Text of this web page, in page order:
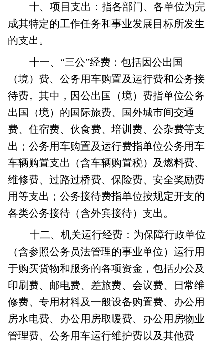
十、项目支出：指各部门、各单位为完
成其特定的工作任务和事业发展目标所发生
的支出。
十一、 “三公”经费：包括因公出国
（境）费、公务用车购置及运行费和公务接
待费。其中，因公出国（境）费指单位公务
出国（境）的国际旅费、国外城市间交通
费、住宿费、伙食费、培训费、公杂费等支
出；公务用车购置及运行费指单位公务用车
车辆购置支出（含车辆购置税）及燃料费、
维修费、过路过桥费、保险费、安全奖励费
用等支出；公务接待费指单位按规定开支的
各类公务接待（含外宾接待）支出。
十二、机关运行经费：为保障行政单位
（含参照公务员法管理的事业单位）运行用
于购买货物和服务的各项资金，包括办公及
印刷费、邮电费、差旅费、会议费、日常维
修费、专用材料及一般设备购置费、办公用
房水电费、办公用房取暖费、办公用房物业
管理费、公务用车运行维护费以及其他费